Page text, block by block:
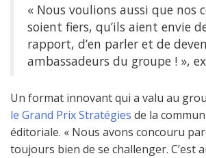
« Nous voulions aussi que nos
soient fiers, qu’ils aient envie
rapport, d’en parler et de
ambassadeurs du groupe ! »,
Un format innovant qui a valu au
le Grand Prix Stratégies de la
éditoriale. « Nous avons concouru
toujours bien de se challenger. C’est